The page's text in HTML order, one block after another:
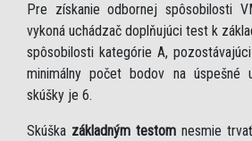
Pre získanie odbornej spôsobilosti
vykoná uchádzač doplňujúci test k
spôsobilosti kategórie A,
minimálny počet bodov na úspešné
skúšky je 6.
Skúška základným testom nesmie